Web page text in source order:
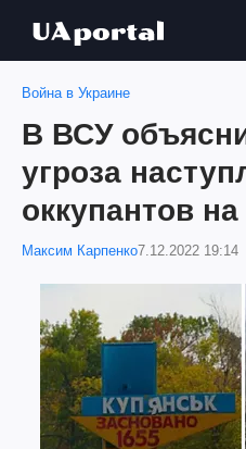
Война в Украине
В ВСУ
угроза
оккупантов
Максим Карпенко7.12.2022 19:14